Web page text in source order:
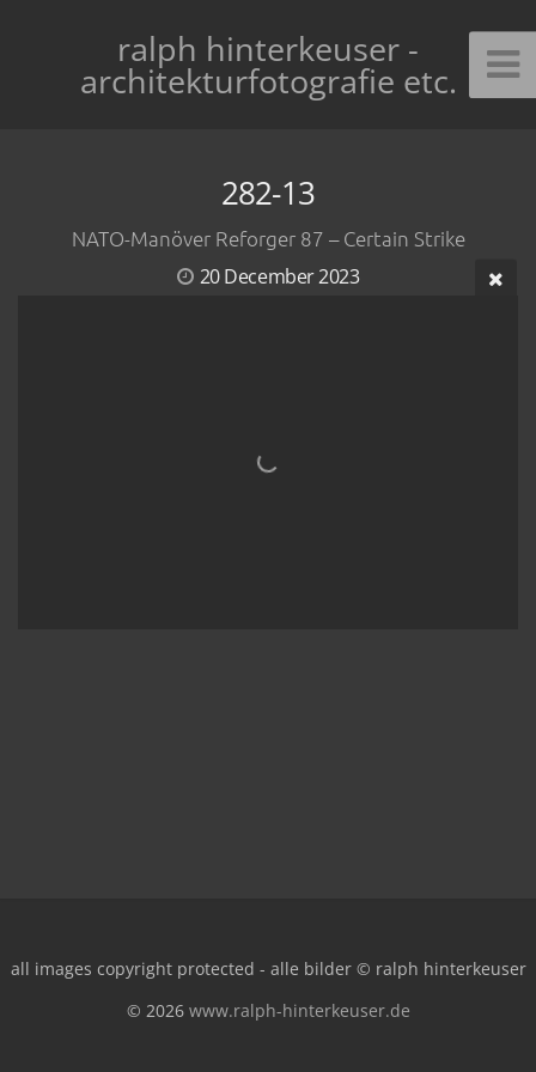
ralph hinterkeuser -
architekturfotografie etc.
282-13
NATO-Manöver Reforger 87 – Certain Strike
20 December 2023
all images copyright protected - alle bilder © ralph hinterkeuser
© 2026 www.ralph-hinterkeuser.de